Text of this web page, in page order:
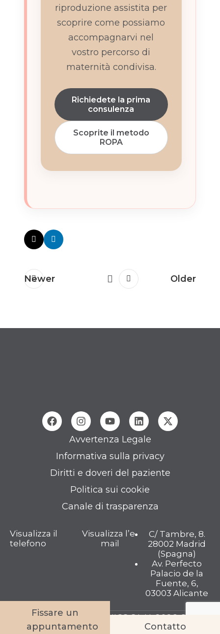
riproduzione assistita per
scoprire come possiamo
accompagnarvi nel
vostro percorso di
maternità condivisa.
Richiedete la prima
consulenza
Scoprite il metodo
ROPA
Newer Older
Avvertenza Legale
Informativa sulla privacy
Diritti e doveri del paziente
Politica sui cookie
Canale di trasparenza
Visualizza il
telefono
Visualizza l’e-
mail
C/ Tambre, 8.
28002 Madrid
(Spagna)
Av. Perfecto
Palacio de la
Fuente, 6,
03003 Alicante
TAMBRE FERTILITY CLINICS S.L.U. 2026 © Tutti i
diritti riservati
Fissare un
appuntamento
Contatto